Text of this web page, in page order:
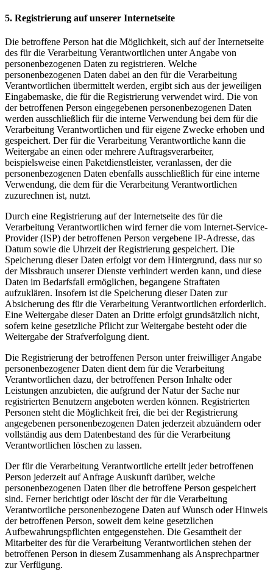
5. Registrierung auf unserer Internetseite
Die betroffene Person hat die Möglichkeit, sich auf der Internetseite
des für die Verarbeitung Verantwortlichen unter Angabe von
personenbezogenen Daten zu registrieren. Welche
personenbezogenen Daten dabei an den für die Verarbeitung
Verantwortlichen übermittelt werden, ergibt sich aus der jeweiligen
Eingabemaske, die für die Registrierung verwendet wird. Die von
der betroffenen Person eingegebenen personenbezogenen Daten
werden ausschließlich für die interne Verwendung bei dem für die
Verarbeitung Verantwortlichen und für eigene Zwecke erhoben und
gespeichert. Der für die Verarbeitung Verantwortliche kann die
Weitergabe an einen oder mehrere Auftragsverarbeiter,
beispielsweise einen Paketdienstleister, veranlassen, der die
personenbezogenen Daten ebenfalls ausschließlich für eine interne
Verwendung, die dem für die Verarbeitung Verantwortlichen
zuzurechnen ist, nutzt.
Durch eine Registrierung auf der Internetseite des für die
Verarbeitung Verantwortlichen wird ferner die vom Internet-Service-
Provider (ISP) der betroffenen Person vergebene IP-Adresse, das
Datum sowie die Uhrzeit der Registrierung gespeichert. Die
Speicherung dieser Daten erfolgt vor dem Hintergrund, dass nur so
der Missbrauch unserer Dienste verhindert werden kann, und diese
Daten im Bedarfsfall ermöglichen, begangene Straftaten
aufzuklären. Insofern ist die Speicherung dieser Daten zur
Absicherung des für die Verarbeitung Verantwortlichen erforderlich.
Eine Weitergabe dieser Daten an Dritte erfolgt grundsätzlich nicht,
sofern keine gesetzliche Pflicht zur Weitergabe besteht oder die
Weitergabe der Strafverfolgung dient.
Die Registrierung der betroffenen Person unter freiwilliger Angabe
personenbezogener Daten dient dem für die Verarbeitung
Verantwortlichen dazu, der betroffenen Person Inhalte oder
Leistungen anzubieten, die aufgrund der Natur der Sache nur
registrierten Benutzern angeboten werden können. Registrierten
Personen steht die Möglichkeit frei, die bei der Registrierung
angegebenen personenbezogenen Daten jederzeit abzuändern oder
vollständig aus dem Datenbestand des für die Verarbeitung
Verantwortlichen löschen zu lassen.
Der für die Verarbeitung Verantwortliche erteilt jeder betroffenen
Person jederzeit auf Anfrage Auskunft darüber, welche
personenbezogenen Daten über die betroffene Person gespeichert
sind. Ferner berichtigt oder löscht der für die Verarbeitung
Verantwortliche personenbezogene Daten auf Wunsch oder Hinweis
der betroffenen Person, soweit dem keine gesetzlichen
Aufbewahrungspflichten entgegenstehen. Die Gesamtheit der
Mitarbeiter des für die Verarbeitung Verantwortlichen stehen der
betroffenen Person in diesem Zusammenhang als Ansprechpartner
zur Verfügung.